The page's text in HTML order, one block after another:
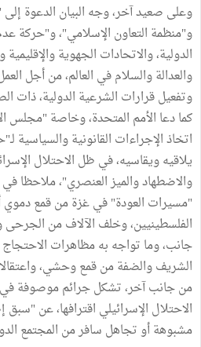
وعلى صعيد آخر، وجه البيان الدعوة إلى
و"منظمة التعاون الإسلامي"، و"حركة
الدولية، والاتحادات الجهوية
والعدالة والسلام في العالم، من أجل
وتفعيل قرارات الشرعية الدولية، ذات
كما دعا الأمم المتحدة، وخاصة "مجلس
اتخاذ الإجراءات القانونية والسياسية
يلاقيه ويقاسيه، في ظل الاحتلال
والاضطهاد والميز العنصري"، ملاحظا
"مسيرات العودة" في غزة من قمع دموي
الفلسطينيين، وخلف الآلاف من
جانب، وما تواجه به مظاهرات
الشريف والضفة من قمع وحشي،
من جانب آخر، تشكل جرائم موصوفة في
الاحتلال الإسرائيلي اقترافها، عن
مشبوهة أو تجاهل سافر من المجتمع